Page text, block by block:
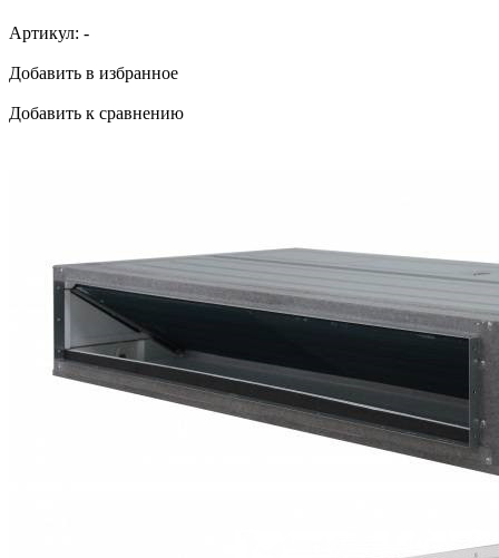
Артикул: -
Добавить в избранное
Добавить к сравнению